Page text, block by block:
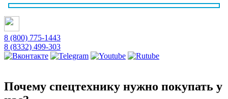
8 (800) 775-1443
8 (8332) 499-303
Почему спецтехнику нужно покупать у